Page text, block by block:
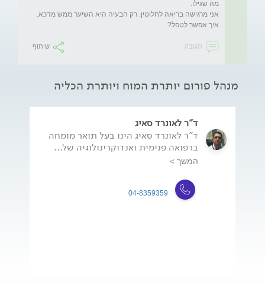
אני מרגישה בריאה לחלוטין. רק הבעיה היא השיער ממש מדכא.
איך אפשר לטפל?
תגובה שיתוף
מנהל פורום יותרת המוח ויותרת הכליה
ד"ר לאונרד סאיג
ד"ר לאונרד סאיג הינו בעל תואר מומחה
ברפואה פנימית ואנדוקרינולוגיה של...
המשך >
04-8359359